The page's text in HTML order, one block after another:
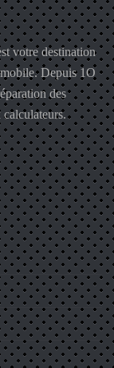
votre destination
Depuis 1O
des
calculateurs.